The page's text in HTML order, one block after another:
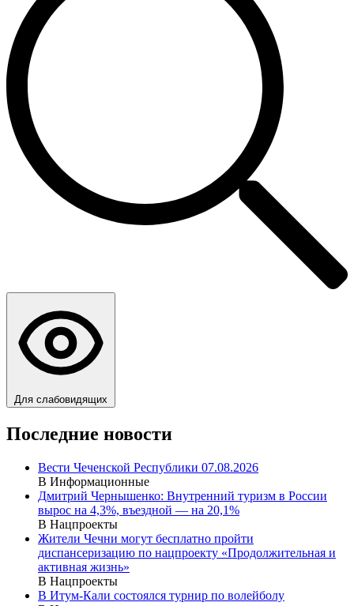
Для слабовидящих
Последние новости
Вести Чеченской Республики 07.08.2026
В Информационные
Дмитрий Чернышенко: Внутренний туризм в России
вырос на 4,3%, въездной — на 20,1%
В Нацпроекты
Жители Чечни могут бесплатно пройти
диспансеризацию по нацпроекту «Продолжительная и
активная жизнь»
В Нацпроекты
В Итум-Кали состоялся турнир по волейболу